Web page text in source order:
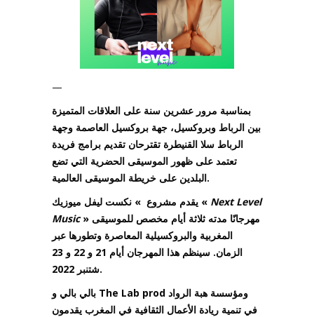
—
بمناسبة مرور عشرين سنة على العلاقات المتميزة
بين الرباط وبروكسيل، جهة بروكسيل العاصمة وجهة
الرباط سلا القنيطرة تقترحان تقديم برامج فريدة
تعتمد على ظهور الموسيقى الحضرية التي تضع
البلدين على خريطة الموسيقى العالمية.
يقدم مشروع » نكست ليفل ميوزيك « Next Level
Music» مهرجانًا مدته ثلاثة أيام مخصص للموسيقى
المغربية والبروكسيلية المعاصرة وتطورها عبر
الزمان. سينظم هذا المهرجان أيام 21 و 22 و 23
شتنبر 2022.
بالي بالي و The Lab prod ومؤسسة هبة الرواد
في تنمية ريادة الأعمال الثقافية في المغرب يقدمون